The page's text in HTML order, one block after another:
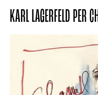
KARL LAGERFELD PER